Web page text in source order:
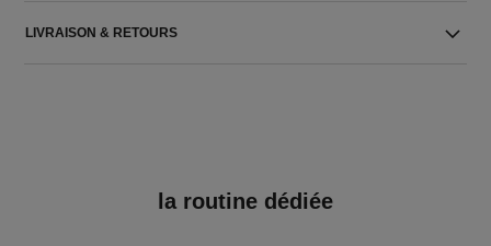
LIVRAISON & RETOURS
la routine dédiée